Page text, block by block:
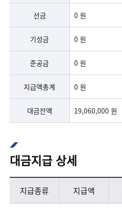
선금 0 원
기성금 0 원
준공금 0 원
지급액총계 0 원
대금잔액 19,060,000 원
대금지급 상세
증평군 하수도 준설공사(2차) 대금지급 상세 표
지급종류 지급액